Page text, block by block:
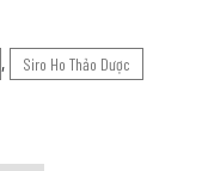
, Siro Ho Thảo Dược